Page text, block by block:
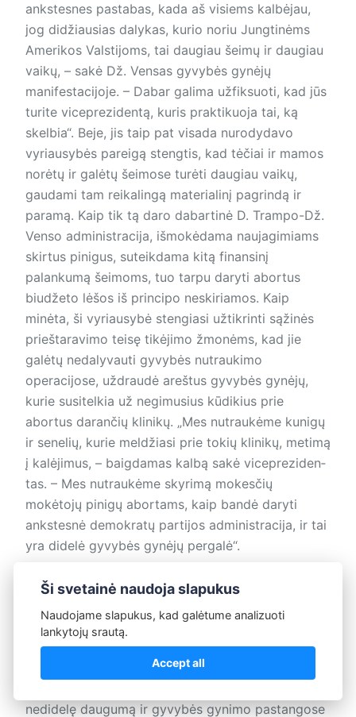
ankstesnes pastabas, kada aš visiems kalbėjau,
jog didžiausias dalykas, kurio noriu Jungtinėms
Amerikos Valstijoms, tai daugiau šeimų ir daugiau
vaikų, – sakė Dž. Vensas gyvybės gynėjų
manifestacijoje. – Dabar galima užfiksuoti, kad jūs
turite viceprezidentą, kuris praktikuoja tai, ką
skelbia“. Beje, jis taip pat visada nurodydavo
vyriausybės pareigą stengtis, kad tėčiai ir mamos
norėtų ir galėtų šeimose turėti daugiau vaikų,
gaudami tam reikalingą materialinį pagrindą ir
paramą. Kaip tik tą daro dabartinė D. Trampo-Dž.
Venso administracija, išmokėdama naujagimiams
skirtus pinigus, suteikdama kitą finansinį
palankumą šeimoms, tuo tarpu daryti abortus
biudžeto lėšos iš principo neskiriamos. Kaip
minėta, ši vyriausybė stengiasi užtikrinti sąžinės
prieštaravimo teisę tikėjimo žmonėms, kad jie
galėtų nedalyvauti gyvybės nutraukimo
operacijose, uždraudė areštus gyvybės gynėjų,
kurie susitelkia už negimusius kūdikius prie
abortus darančių klinikų. „Mes nutraukėme kunigų
ir senelių, kurie meldžiasi prie tokių klinikų, metimą
į kalėjimus, – baigdamas kalbą sakė vicepreziden­
tas. – Mes nutraukėme skyrimą mokesčių
mokėtojų pinigų abortams, kaip bandė daryti
ankstesnė demokratų partijos administracija, ir tai
yra didelė gyvybės gynėjų pergalė“.
Dėkingumas tėvams už gyvenimą
Viceprezidentas Dž. Vensas pagal pareigas yra ir
Kongreso aukštųjų rūmų, Senato, pirmininkas, kuris
turi du balsus įstatymų priėmimo procese. Tai yra
nedidelę daugumą ir gyvybės gynimo pastangose
Ši svetainė naudoja slapukus
Naudojame slapukus, kad galėtume analizuoti
lankytojų srautą.
Accept all